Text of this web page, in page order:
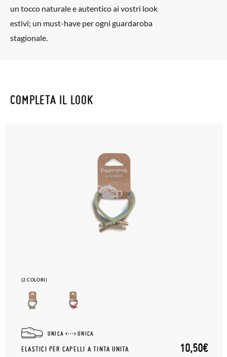
un tocco naturale e autentico ai vostri look
estivi; un must-have per ogni guardaroba
stagionale.
COMPLETA IL LOOK
(2 COLORI)
UNICA UNICA
ELASTICI PER CAPELLI A TINTA UNITA 10,50€